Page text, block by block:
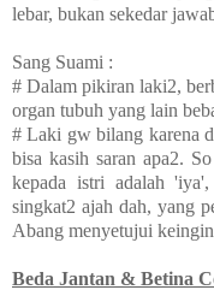
lebar, bukan sekedar
Sang Suami :
# Dalam pikiran laki2,
organ tubuh yang lain
# Laki gw bilang karena
bisa kasih saran apa2.
kepada istri adalah
singkat2 ajah dah, yang
Abang menyetujui
Beda Jantan & Betina